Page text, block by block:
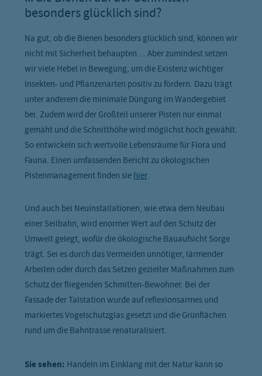
besonders glücklich sind?
Na gut, ob die Bienen besonders glücklich sind, können wir
nicht mit Sicherheit behaupten ... Aber zumindest setzen
wir viele Hebel in Bewegung, um die Existenz wichtiger
Insekten- und Pflanzenarten positiv zu fördern. Dazu trägt
unter anderem die minimale Düngung im Wandergebiet
bei. Zudem wird der Großteil unserer Pisten nur einmal
gemäht und die Schnitthöhe wird möglichst hoch gewählt.
So entwickeln sich wertvolle Lebensräume für Flora und
Fauna. Einen umfassenden Bericht zu ökologischen
Pistenmanagement finden siehier.
Und auch bei Neuinstallationen, wie etwa dem Neubau
einer Seilbahn, wird enormer Wert auf den Schutz der
Umwelt gelegt, wofür die ökologische Bauaufsicht Sorge
trägt. Sei es durch das Vermeiden unnötiger, lärmender
Arbeiten oder durch das Setzen gezielter Maßnahmen zum
Schutz der fliegenden Schmitten-Bewohner. Bei der
Fassade der Talstation wurde auf reflexionsarmes und
markiertes Vogelschutzglas gesetzt und die Grünflächen
rund um die Bahntrasse renaturalisiert.
Sie sehen: Handeln im Einklang mit der Natur kann so